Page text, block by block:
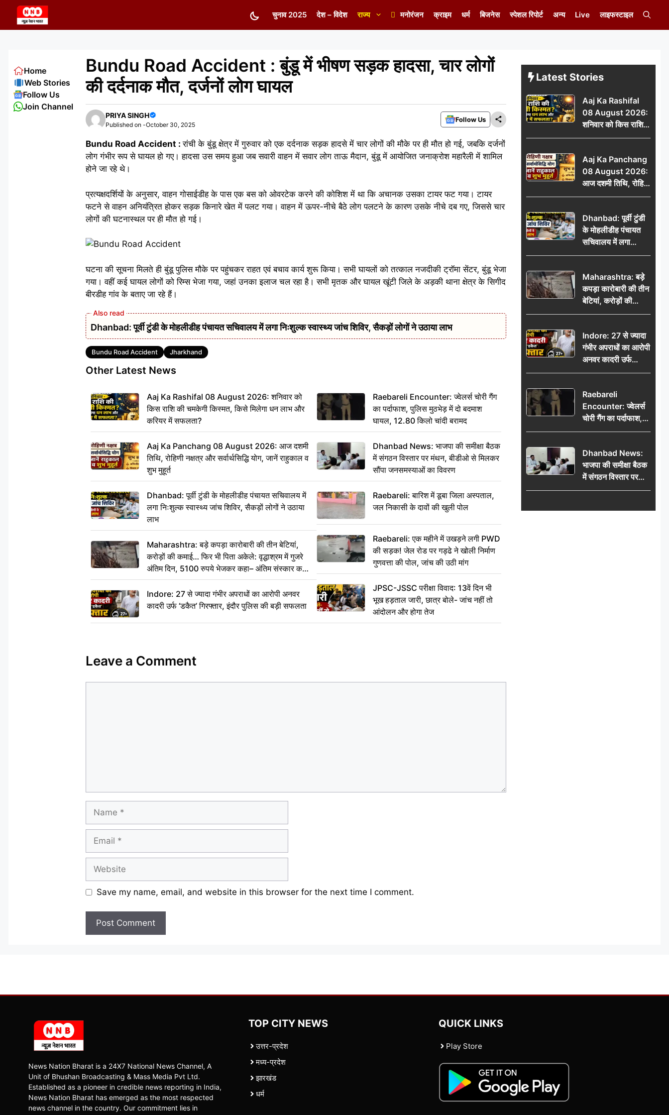
content
चुनाव 2025 देश – विदेश राज्य मनोरंजन क्राइम धर्म बिजनेस स्पेशल रिपोर्ट अन्य Live लाइफस्टाइल
Bundu Road Accident : बुंडू में भीषण सड़क हादसा, चार लोगों
की दर्दनाक मौत, दर्जनों लोग घायल
PRIYA SINGH
Published on -October 30, 2025
Follow Us
Bundu Road Accident :रांची के बुंडू क्षेत्र में गुरुवार को एक दर्दनाक सड़क हादसे में चार लोगों की मौके पर ही मौत हो गई, जबकि दर्जनों
लोग गंभीर रूप से घायल हो गए। हादसा उस समय हुआ जब सवारी वाहन में सवार लोग ताऊ मैदान, बुंडू में आयोजित जनाक्रोश महारैली में शामिल
होने जा रहे थे।
प्रत्यक्षदर्शियों के अनुसार, वाहन गोसाईडीह के पास एक बस को ओवरटेक करने की कोशिश में था कि अचानक उसका टायर फट गया। टायर
फटने से वाहन अनियंत्रित होकर सड़क किनारे खेत में पलट गया। वाहन में ऊपर-नीचे बैठे लोग पलटने के कारण उसके नीचे दब गए, जिससे चार
लोगों की घटनास्थल पर ही मौत हो गई।
घटना की सूचना मिलते ही बुंडू पुलिस मौके पर पहुंचकर राहत एवं बचाव कार्य शुरू किया। सभी घायलों को तत्काल नजदीकी ट्रॉमा सेंटर, बुंडू भेजा
गया। वहीं कई घायल लोगों को रिम्स भेजा गया, जहां उनका इलाज चल रहा है। सभी मृतक और घायल खूंटी जिले के अड़की थाना क्षेत्र के सिगीद
बीरडीह गांव के बताए जा रहे हैं।
Dhanbad: पूर्वी टुंडी के मोहलीडीह पंचायत सचिवालय में लगा निःशुल्क स्वास्थ्य जांच शिविर, सैकड़ों लोगों ने उठाया लाभ
Tags
Bundu Road Accident Jharkhand
Other Latest News
Aaj Ka Rashifal 08 August 2026: शनिवार को
किस राशि की चमकेगी किस्मत, किसे मिलेगा धन लाभ और
करियर में सफलता?
Aaj Ka Panchang 08 August 2026: आज दशमी
तिथि, रोहिणी नक्षत्र और सर्वार्थसिद्धि योग, जानें राहुकाल व
शुभ मुहूर्त
Dhanbad: पूर्वी टुंडी के मोहलीडीह पंचायत सचिवालय में
लगा निःशुल्क स्वास्थ्य जांच शिविर, सैकड़ों लोगों ने उठाया
लाभ
Maharashtra: बड़े कपड़ा कारोबारी की तीन बेटियां,
करोड़ों की कमाई… फिर भी पिता अकेले: वृद्धाश्रम में गुजरे
अंतिम दिन, 5100 रुपये भेजकर कहा– अंतिम संस्कार कर
दीजिए हम नहीं आ पाएंगे
Indore: 27 से ज्यादा गंभीर अपराधों का आरोपी अनवर
कादरी उर्फ ‘डकैत’ गिरफ्तार, इंदौर पुलिस की बड़ी सफलता
Raebareli Encounter: ज्वेलर्स चोरी गैंग
का पर्दाफाश, पुलिस मुठभेड़ में दो बदमाश
घायल, 12.80 किलो चांदी बरामद
Dhanbad News: भाजपा की समीक्षा बैठक
में संगठन विस्तार पर मंथन, बीडीओ से मिलकर
सौंपा जनसमस्याओं का विवरण
Raebareli: बारिश में डूबा जिला अस्पताल,
जल निकासी के दावों की खुली पोल
Raebareli: एक महीने में उखड़ने लगी PWD
की सड़क! जेल रोड पर गड्ढे ने खोली निर्माण
गुणवत्ता की पोल, जांच की उठी मांग
JPSC-JSSC परीक्षा विवाद: 13वें दिन भी
भूख हड़ताल जारी, छात्र बोले- जांच नहीं तो
आंदोलन और होगा तेज
Leave a Comment
Name
Email
Website
Save my name, email, and website in this browser for the next time I comment.
Home
Web Stories
Follow Us
Join Channel
Latest Stories
Aaj Ka Rashifal
08 August 2026:
शनिवार को किस राशि
की चमकेगी किस्मत,
और करियर में सफलता?
Aaj Ka Panchang
08 August 2026:
आज दशमी तिथि, रोहिणी
नक्षत्र और सर्वार्थसिद्धि
शुभ मुहूर्त
Dhanbad: पूर्वी टुंडी
के मोहलीडीह पंचायत
सचिवालय में लगा
निःशुल्क स्वास्थ्य जांच
उठाया लाभ
Maharashtra: बड़े
कपड़ा कारोबारी की तीन
बेटियां, करोड़ों की
कमाई… फिर भी पिता
अंतिम दिन, 5100 रुपये
भेजकर कहा– अंतिम
संस्कार कर दीजिए हम
नहीं आ पाएंगे
Indore: 27 से ज्यादा
गंभीर अपराधों का आरोपी
अनवर कादरी उर्फ
‘डकैत’ गिरफ्तार, इंदौर
Raebareli
Encounter: ज्वेलर्स
चोरी गैंग का पर्दाफाश,
पुलिस मुठभेड़ में दो
किलो चांदी बरामद
Dhanbad News:
भाजपा की समीक्षा बैठक
में संगठन विस्तार पर
मंथन, बीडीओ से
जनसमस्याओं का विवरण
News Nation Bharat is a 24X7 National News Channel, A
Unit of Bhushan Broadcasting & Mass Media Pvt Ltd.
Established as a pioneer in credible news reporting in India,
News Nation Bharat has emerged as the most respected
news channel in the country. Our commitment lies in
TOP CITY NEWS
उत्तर-प्रदेश
मध्य-प्रदेश
झारखंड
धर्म
QUICK LINKS
Play Store